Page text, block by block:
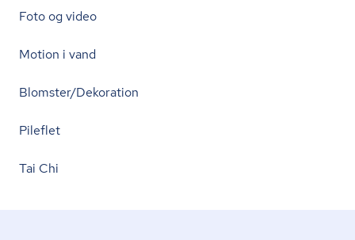
Foto og video
Motion i vand
Blomster/Dekoration
Pileflet
Tai Chi